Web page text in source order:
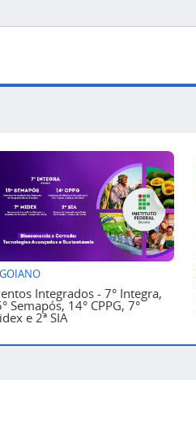
Integrados - 7° Integra,
Semapós, 14° CPPG, 7°
e 2ª SIA